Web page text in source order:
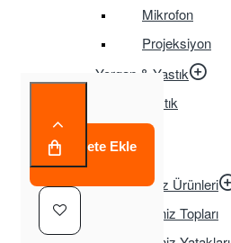
Mikrofon
Projeksiyon
Yorgan & Yastık
Yastık
OYUNCAK
Anahtarlık
Çeşitli Deniz Ürünleri
Deniz Topları
Sepete Ekle